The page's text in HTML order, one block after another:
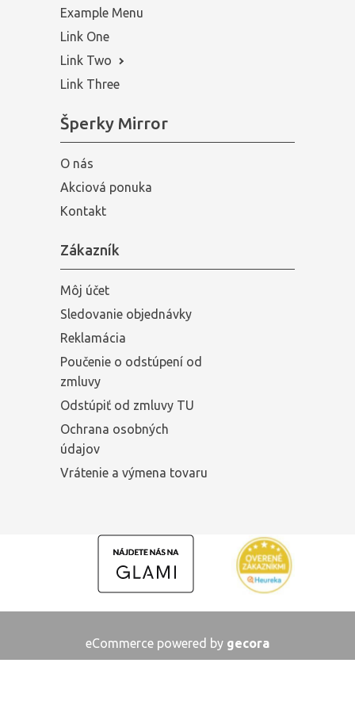
Example Menu
Link One
Link Two
Link Three
Šperky Mirror
O nás
Akciová ponuka
Kontakt
Zákazník
Môj účet
Sledovanie objednávky
Reklamácia
Poučenie o odstúpení od
zmluvy
Odstúpiť od zmluvy TU
Ochrana osobných
údajov
Vrátenie a výmena tovaru
eCommerce powered by gecora